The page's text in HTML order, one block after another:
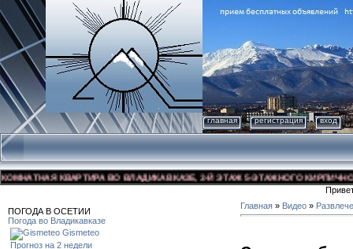
главная регистрация вход
КВАРТИРА ВО ВЛАДИКАВКАЗЕ, 3-Й ЭТАЖ 5-ЭТАЖНОГО
ПОГОДА В ОСЕТИИ
Погода во Владикавказе
Gismeteo
Прогноз на 2 недели
Главная » Видео »